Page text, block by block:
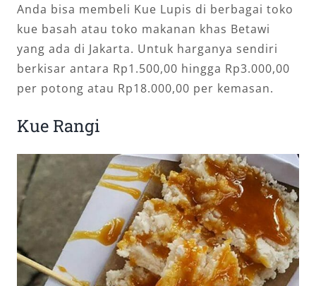
Anda bisa membeli Kue Lupis di berbagai toko
kue basah atau toko makanan khas Betawi
yang ada di Jakarta. Untuk harganya sendiri
berkisar antara Rp1.500,00 hingga Rp3.000,00
per potong atau Rp18.000,00 per kemasan.
Kue Rangi